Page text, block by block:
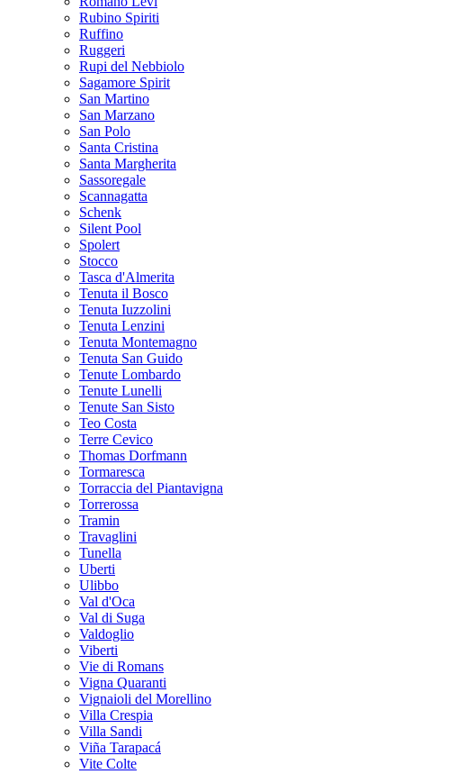
Rubino Spiriti
Ruffino
Ruggeri
Rupi del Nebbiolo
Sagamore Spirit
San Martino
San Marzano
San Polo
Santa Cristina
Santa Margherita
Sassoregale
Scannagatta
Schenk
Silent Pool
Spolert
Stocco
Tasca d'Almerita
Tenuta il Bosco
Tenuta Iuzzolini
Tenuta Lenzini
Tenuta Montemagno
Tenuta San Guido
Tenute Lombardo
Tenute Lunelli
Tenute San Sisto
Teo Costa
Terre Cevico
Thomas Dorfmann
Tormaresca
Torraccia del Piantavigna
Torrerossa
Tramin
Travaglini
Tunella
Uberti
Ulibbo
Val d'Oca
Val di Suga
Valdoglio
Viberti
Vie di Romans
Vigna Quaranti
Vignaioli del Morellino
Villa Crespia
Villa Sandi
Viña Tarapacá
Vite Colte